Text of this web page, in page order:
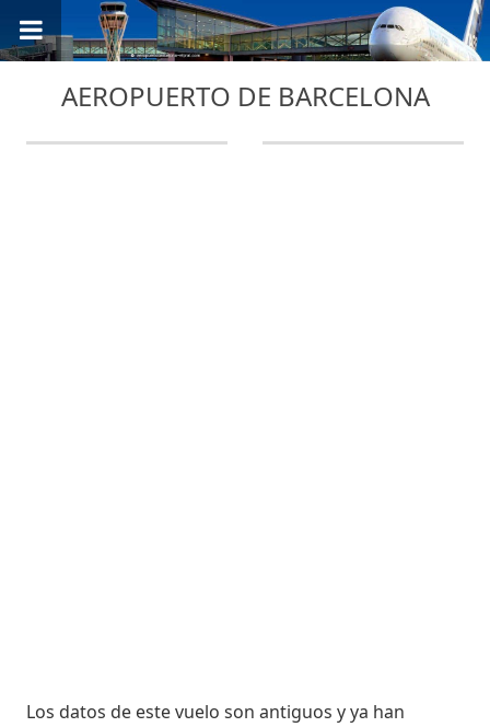
AEROPUERTO DE BARCELONA
Los datos de este vuelo son antiguos y ya han